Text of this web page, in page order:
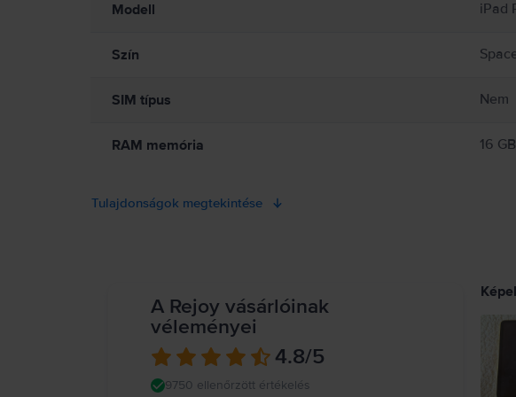
kerékpározás közben, és ne írj üzenetet vezetés közben). Tartsd be a mobil eszközök
nedvesség jelenlétében tüzet, áramütést, személyi sérülést vagy az iPad, illetve más
Modell iPad
Szín
SIM típus Nem
RAM memória 16 GB
Tulajdonságok megtekintése
A Rejoy vásárlóinak
véleményei
4.8/5
9750 ellenőrzött értékelés